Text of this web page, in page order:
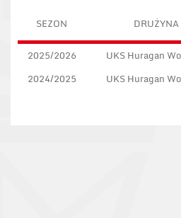
SEZON DRUŻYNA
2025/2026 UKS Huragan
2024/2025
UKS Huragan